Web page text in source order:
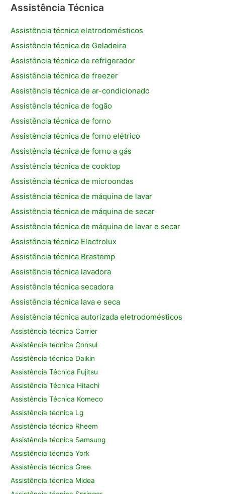
Assistência Técnica
Assistência técnica eletrodomésticos
Assistência técnica de Geladeira
Assistência técnica de refrigerador
Assistência técnica de freezer
Assistência técnica de ar-condicionado
Assistência técnica de fogão
Assistência técnica de forno
Assistência técnica de forno elétrico
Assistência técnica de forno a gás
Assistência técnica de cooktop
Assistência técnica de microondas
Assistência técnica de máquina de lavar
Assistência técnica de máquina de secar
Assistência técnica de máquina de lavar e secar
Assistência técnica Electrolux
Assistência técnica Brastemp
Assistência técnica lavadora
Assistência técnica secadora
Assistência técnica lava e seca
Assistência técnica autorizada eletrodomésticos
Assistência técnica Carrier
Assistência técnica Consul
Assistência técnica Daikin
Assistência Técnica Fujitsu
Assistência Técnica Hitachi
Assistência Técnica Komeco
Assistência técnica Lg
Assistência técnica Rheem
Assistência técnica Samsung
Assistência técnica York
Assistência técnica Gree
Assistência técnica Midea